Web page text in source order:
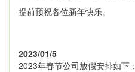
提前预祝各位新年快乐。
2023/01/5
2023年春节公司放假安排如下：